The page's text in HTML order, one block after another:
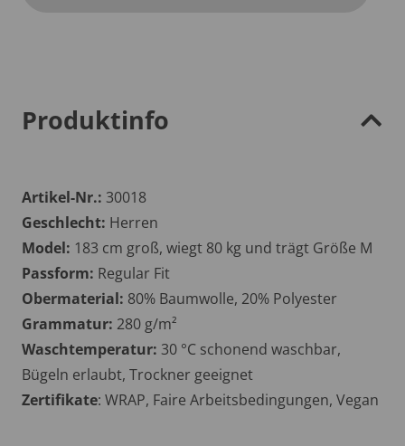
Produktinfo
Artikel-Nr.: 30018
Geschlecht: Herren
Model: 183 cm groß, wiegt 80 kg und trägt Größe M
Passform: Regular Fit
Obermaterial: 80% Baumwolle, 20% Polyester
Grammatur: 280 g/m²
Waschtemperatur: 30 °C schonend waschbar,
Bügeln erlaubt, Trockner geeignet
Zertifikate: WRAP, Faire Arbeitsbedingungen, Vegan